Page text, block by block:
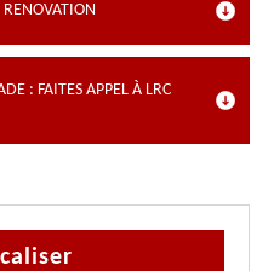
RENOVATION
: FAITES APPEL À LRC